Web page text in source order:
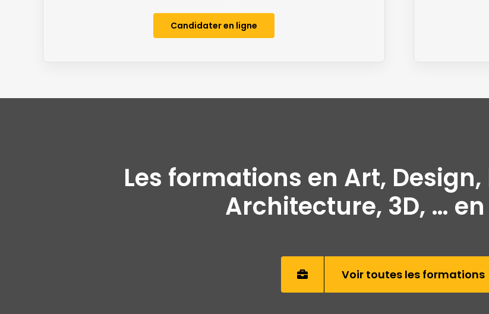
Candidater en ligne
Les formations en Art,
Architecture, 3D, …
Voir toutes les formations